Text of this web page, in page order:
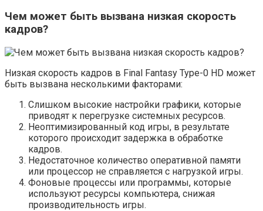
Чем может быть вызвана низкая скорость
кадров?
Низкая скорость кадров в Final Fantasy Type-0 HD может
быть вызвана несколькими факторами:
Слишком высокие настройки графики, которые
приводят к перегрузке системных ресурсов.
Неоптимизированный код игры, в результате
которого происходит задержка в обработке
кадров.
Недостаточное количество оперативной памяти
или процессор не справляется с нагрузкой игры.
Фоновые процессы или программы, которые
используют ресурсы компьютера, снижая
производительность игры.